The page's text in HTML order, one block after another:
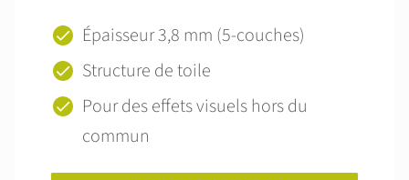
Épaisseur 3,8 mm (5-couches)
Structure de toile
Pour des effets visuels hors du
commun